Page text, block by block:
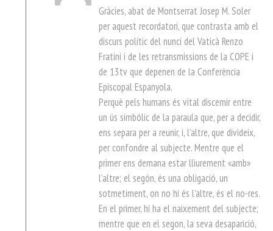
Gràcies, abat de Montserrat Josep M. Soler
per aquest recordatori, que contrasta amb el
discurs polític del nunci del Vaticà Renzo
Fratini i de les retransmissions de la COPE i
de 13tv que depenen de la Conferència
Episcopal Espanyola.
Perquè pels humans és vital discernir entre
un ús simbólic de la paraula que, per a decidir,
ens separa per a reunir, i, l’altre, que divideix,
per confondre al subjecte. Mentre que el
primer ens demana estar lliurement «amb»
l’altre; el segón, és una obligació, un
sotmetiment, on no hi és l’altre, és el no-res.
En el primer, hi ha el naixement del subjecte;
mentre que en el segon, la seva desaparició,